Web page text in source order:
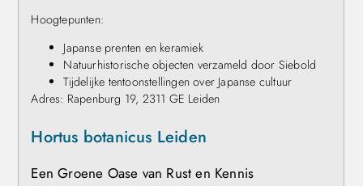
Hoogtepunten:
Japanse prenten en keramiek
Natuurhistorische objecten verzameld door Siebold
Tijdelijke tentoonstellingen over Japanse cultuur
Adres: Rapenburg 19, 2311 GE Leiden
Hortus botanicus Leiden
Een Groene Oase van Rust en Kennis